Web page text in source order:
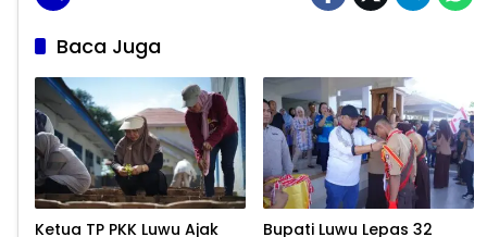
Baca Juga
Ketua TP PKK Luwu Ajak
Bupati Luwu Lepas 32